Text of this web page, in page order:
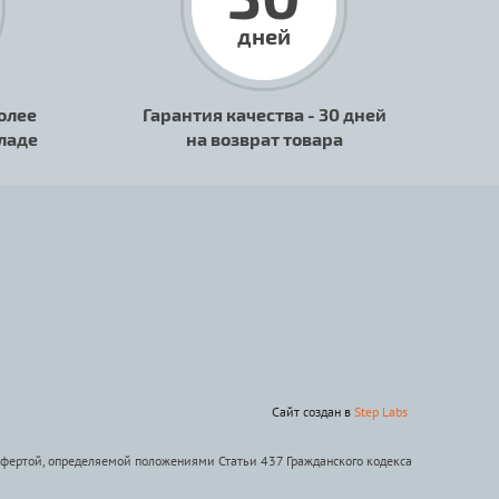
дней
Гарантия качества - 30 дней
на возврат товара
Сайт создан в Step Labs
определяемой положениями Статьи 437 Гражданского кодекса